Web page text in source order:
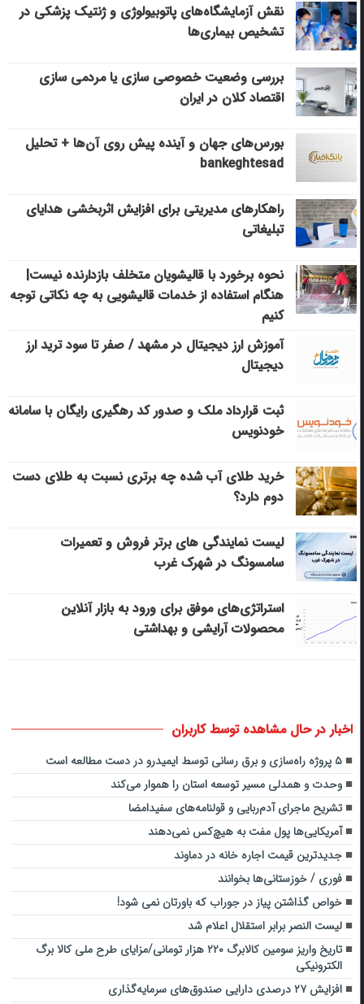
نقش آزمایشگاه‌های پاتوبیولوژی و ژنتیک پزشکی در
تشخیص بیماری‌ها
بررسی وضعیت خصوصی سازی یا مردمی سازی
اقتصاد کلان در ایران
بورس‌های جهان و آینده پیش روی آن‌ها + تحلیل
bankeghtesad
راهکارهای مدیریتی برای افزایش اثربخشی هدایای
تبلیغاتی
نحوه برخورد با قالیشویان متخلف بازدارنده نیست|
هنگام استفاده از خدمات قالیشویی به چه نکاتی توجه
کنیم
آموزش ارز دیجیتال در مشهد / صفر تا سود ترید ارز
دیجیتال
ثبت قرارداد ملک و صدور کد رهگیری رایگان با سامانه
خودنویس
خرید طلای آب شده چه برتری نسبت به طلای دست
دوم دارد؟
لیست نمایندگی های برتر فروش و تعمیرات
سامسونگ در شهرک غرب
استراتژی‌های موفق برای ورود به بازار آنلاین
محصولات آرایشی و بهداشتی
اخبار در حال مشاهده توسط کاربران
۵ پروژه راه‌سازی و برق رسانی توسط ایمیدرو در دست مطالعه است
وحدت و همدلی مسیر توسعه استان را هموار می‌کند
تشریح ماجرای آدم‌ربایی و قولنامه‌های سفیدامضا
آمریکایی‌ها پول مفت به هیچ‌کس نمی‌دهند
جدیدترین قیمت اجاره خانه‌ در دماوند
فوری / خوزستانی‌ها بخوانند
خواص گذاشتن پیاز در جوراب که باورتان نمی شود!
لیست النصر برابر استقلال اعلام شد
تاریخ واریز سومین کالابرگ ۲۲۰ هزار تومانی/مزایای طرح ملی کالا برگ
الکترونیکی
افزایش ۲۷ درصدی دارایی صندوق‌های سرمایه‌گذاری